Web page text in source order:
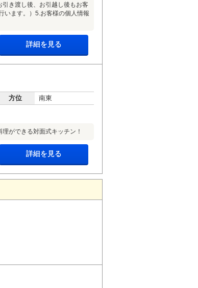
き渡し後、お引越し後もお客
います。）5.お客様の個人情報
詳細を見る
方位 南東
ができる対面式キッチン！
詳細を見る